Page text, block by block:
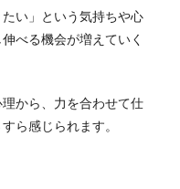
い」という気持ちや心
べる機会が増えていく
から、力を合わせて仕
ら感じられます。